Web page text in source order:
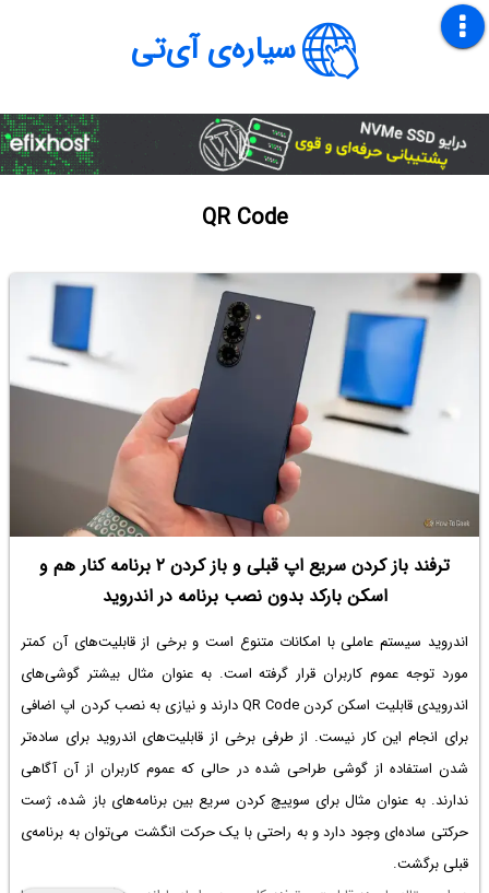
سیاره‌ی آی‌تی
QR Code
ترفند باز کردن سریع اپ قبلی و باز کردن ۲ برنامه کنار هم و
اسکن بارکد بدون نصب برنامه در اندروید
اندروید سیستم عاملی با امکانات متنوع است و برخی از قابلیت‌های آن کمتر
مورد توجه عموم کاربران قرار گرفته است. به عنوان مثال بیشتر گوشی‌های
اندرویدی قابلیت اسکن کردن QR Code دارند و نیازی به نصب کردن اپ اضافی
برای انجام این کار نیست. از طرفی برخی از قابلیت‌های اندروید برای ساده‌تر
شدن استفاده از گوشی طراحی شده در حالی که عموم کاربران از آن آگاهی
ندارند. به عنوان مثال برای سوییچ کردن سریع بین برنامه‌های باز شده، ژست
حرکتی ساده‌ای وجود دارد و به راحتی با یک حرکت انگشت می‌توان به برنامه‌ی
قبلی برگشت.